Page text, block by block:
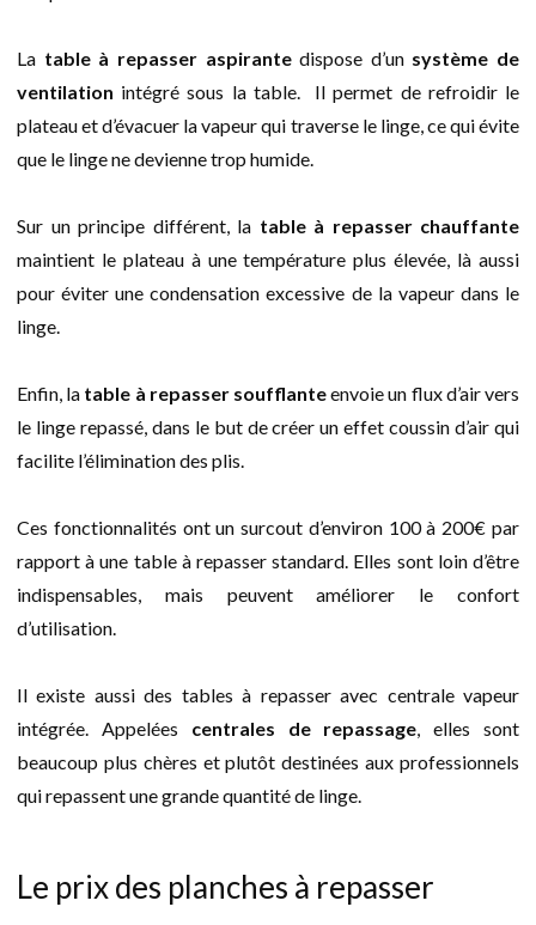
La table à repasser aspirantedispose d’un système de
ventilation intégré sous la table. Il permet de refroidir le
plateau et d’évacuer la vapeur qui traverse le linge, ce qui évite
que le linge ne devienne trop humide.
Sur un principe différent, la table à repasser chauffante
maintient le plateau à une température plus élevée, là aussi
pour éviter une condensation excessive de la vapeur dans le
linge.
Enfin, la table à repasser soufflanteenvoie un flux d’air vers
le linge repassé, dans le but de créer un effet coussin d’air qui
facilite l’élimination des plis.
Ces fonctionnalités ont un surcout d’environ 100 à 200€ par
rapport à une table à repasser standard. Elles sont loin d’être
indispensables, mais peuvent améliorer le confort
d’utilisation.
Il existe aussi des tables à repasser avec centrale vapeur
intégrée. Appelées centrales de repassage , elles sont
beaucoup plus chères et plutôt destinées aux professionnels
qui repassent une grande quantité de linge.
Le prix des planches à repasser